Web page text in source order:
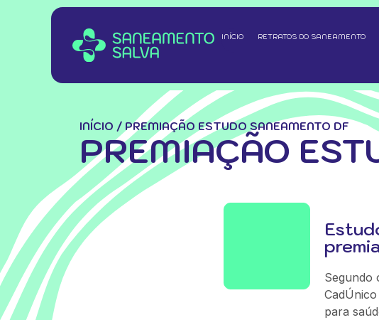
INÍCIO RETRATOS DO SANEAMENTO
INÍCIO / PREMIAÇÃO ESTUDO SANEAMENTO DF
PREMIAÇÃO
Segundo
para